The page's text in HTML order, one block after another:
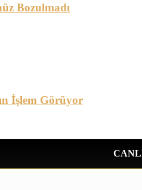
Bozulmadı
İşlem Görüyor